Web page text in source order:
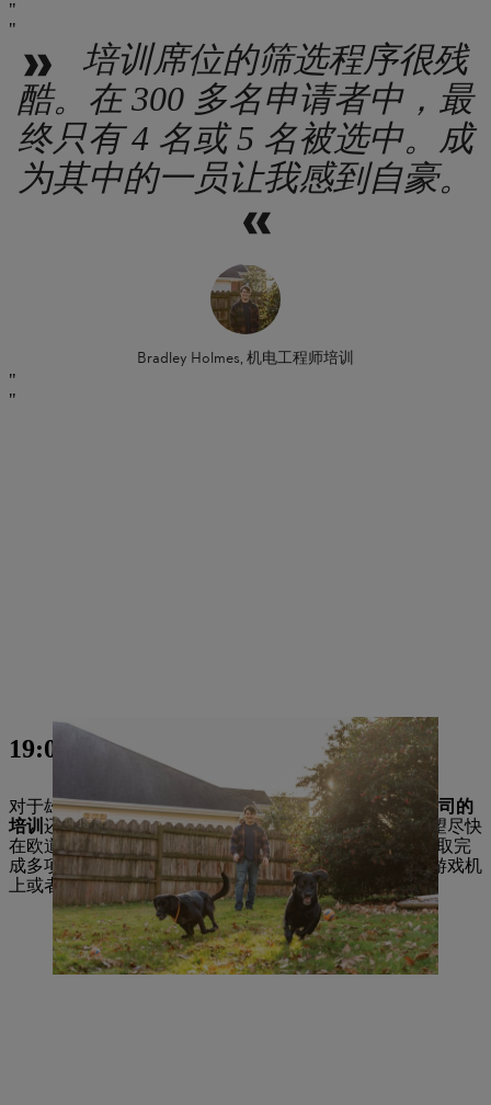
培训席位的筛选程序很残
酷。在 300 多名申请者中，最
终只有 4 名或 5 名被选中。成
为其中的一员让我感到自豪。
Bradley Holmes, 机电工程师培训
19:00
对于雄心勃勃的未来机电工程师来说， 在 STIHL 美国公司的
培训 还不够。因此，一旦培训后的轮班计划允许，他希望尽快
在欧道明大学获得学士学位。Bradley 在他的业余时间汲取完
成多项任务的力量。他和他的女朋友、在健身房里、在游戏机
上或者与他的父母和两只狗 Arlo 及 Bella 度过闲暇时光。